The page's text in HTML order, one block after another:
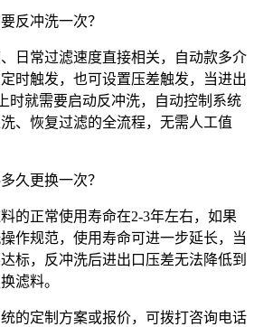
反冲洗一次？
日常过滤速度直接相关，自动款多介
时触发，也可设置压差触发，当进出
时就需要启动反冲洗，自动控制系统
、恢复过滤的全流程，无需人工值
久更换一次？
的正常使用寿命在2-3年左右，如果
作规范，使用寿命可进一步延长，当
标，反冲洗后进出口压差无法降低到
滤料。
的定制方案或报价，可拨打咨询电话